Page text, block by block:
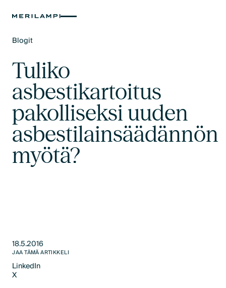
Blogit
Tuliko
asbestikartoitus
pakolliseksi uuden
asbestilainsäädännön
myötä?
18.5.2016
JAA TÄMÄ ARTIKKELI
LinkedIn
LinkedIn
X